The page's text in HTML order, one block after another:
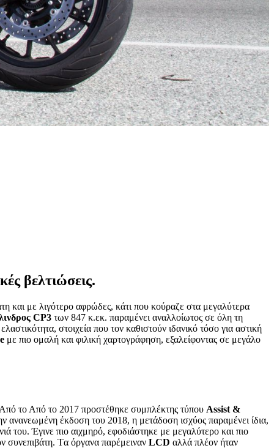
βελτιώσεις.
και με λιγότερο αφρώδες, κάτι που κούραζε στα μεγαλύτερα
CP3 των 847 κ.εκ. παραμένει αναλλοίωτος σε όλη τη
στοιχεία που τον καθιστούν ιδανικό τόσο για αστική
με πιο ομαλή και φιλική χαρτογράφηση, εξαλείφοντας σε μεγάλο
το Από το 2017 προστέθηκε συμπλέκτης τύπου Assist &
έκδοση του 2018, η μετάδοση ισχύος παραμένει ίδια,
του. Έγινε πιο αιχμηρό, εφοδιάστηκε με μεγαλύτερο και πιο
συνεπιβάτη. Tα όργανα παρέμειναν LCD αλλά πλέον ήταν